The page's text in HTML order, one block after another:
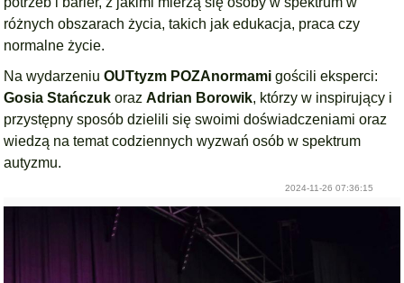
różnych obszarach życia, takich jak edukacja, praca czy
normalne życie.
Na wydarzeniuOUTtyzm POZAnormami gościli eksperci:
Gosia Stańczuk orazAdrian Borowik, którzy w inspirujący i
przystępny sposób dzielili się swoimi doświadczeniami oraz
wiedzą na temat codziennych wyzwań osób w spektrum
autyzmu.
2024-11-26 07:36:15